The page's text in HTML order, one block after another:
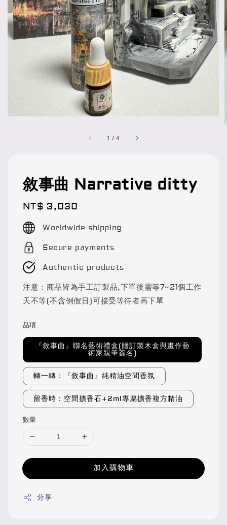
1 /4
敘事曲 Narrative ditty
Regular
price
NT$ 3,030
Worldwide shipping
Secure payments
Authentic products
注意：商品皆為手工訂製品,下單後需等7~21個工作
天不等(不含例假日)可接受等待者再下單
品項
『敘事曲』聯名藝術禮盒(贈訂製木盒與畫作藝
術家親筆簽名)
轉一轉：『敘事曲』純精油空間香氛
留香時：空間擴香石+2ml專屬擴香複方精油
數量
加入購物車
分享